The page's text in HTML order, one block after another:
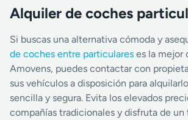
Alquiler de coches
Si buscas una alternativa cómoda y
de coches entre particulares es la mejor
Amovens, puedes contactar con
sus vehículos a disposición para
sencilla y segura. Evita los elevados
compañías tradicionales y disfruta de un